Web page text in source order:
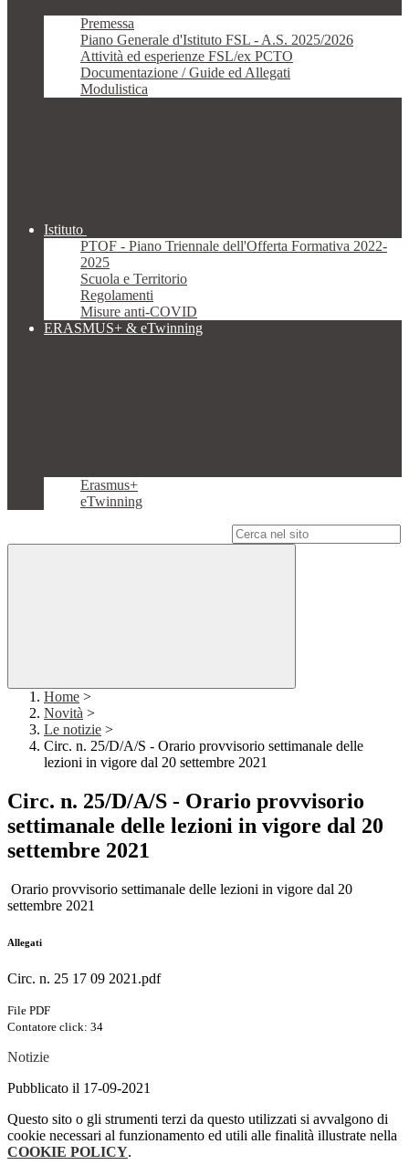
Premessa
Piano Generale d'Istituto FSL - A.S. 2025/2026
Attività ed esperienze FSL/ex PCTO
Documentazione / Guide ed Allegati
Modulistica
Istituto
PTOF - Piano Triennale dell'Offerta Formativa 2022-
2025
Scuola e Territorio
Regolamenti
Misure anti-COVID
ERASMUS+ & eTwinning
Erasmus+
eTwinning
Home >
Novità >
Le notizie >
Circ. n. 25/D/A/S - Orario provvisorio settimanale delle
lezioni in vigore dal 20 settembre 2021
Circ. n. 25/D/A/S - Orario provvisorio
settimanale delle lezioni in vigore dal 20
settembre 2021
Orario provvisorio settimanale delle lezioni in vigore dal 20
settembre 2021
Allegati
Circ. n. 25 17 09 2021.pdf
File PDF
Contatore click: 34
Notizie
Pubblicato il 17-09-2021
Questo sito o gli strumenti terzi da questo utilizzati si avvalgono di
cookie necessari al funzionamento ed utili alle finalità illustrate nella
COOKIE POLICY.